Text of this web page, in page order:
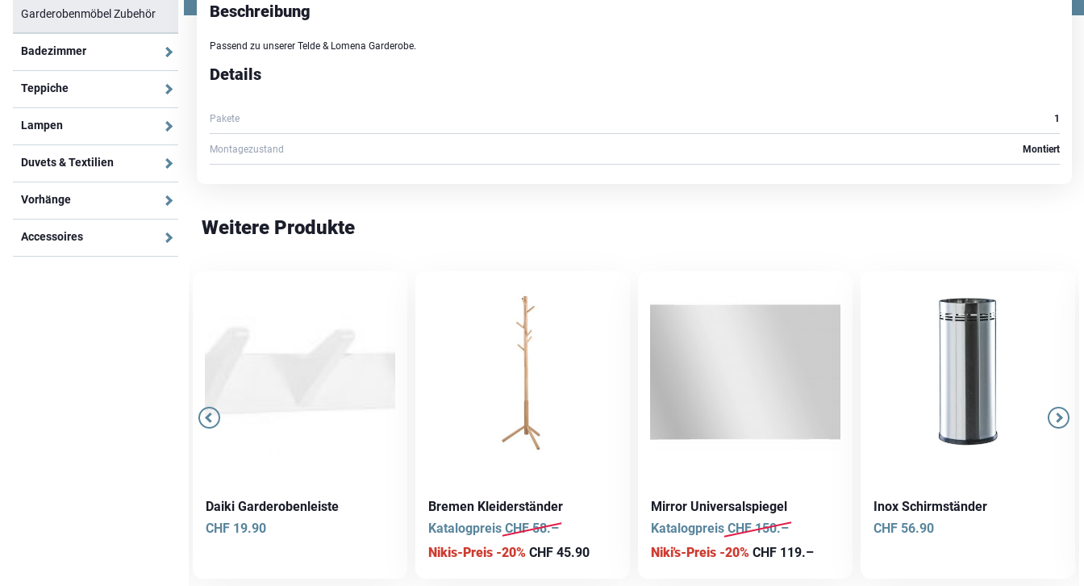
Garderobenmöbel Zubehör
Badezimmer
Teppiche
Lampen
Duvets & Textilien
Vorhänge
Accessoires
Beschreibung
Passend zu unserer Telde & Lomena Garderobe.
Details
Pakete 1
Montagezustand Montiert
Weitere Produkte
Daiki Garderobenleiste
CHF 19.90
Bremen Kleiderständer
Katalogpreis CHF58.–
Nikis-Preis -20% CHF 45.90
Mirror Universalspiegel
Katalogpreis CHF150.–
Niki's-Preis -20% CHF 119.–
Inox Schirmständer
CHF 56.90